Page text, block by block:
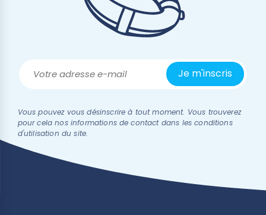
Vous pouvez vous désinscrire à tout moment. Vous trouverez
pour cela nos informations de contact dans les conditions
d'utilisation du site.